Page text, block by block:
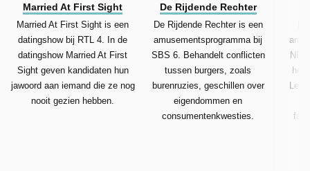
Married At First Sight
Married At First Sight is een
datingshow bij RTL 4. In de
datingshow Married At First
Sight geven kandidaten hun
jawoord aan iemand die ze nog
nooit gezien hebben.
De Rijdende Rechter
De Rijdende Rechter is een
amusementsprogramma bij
SBS 6. Behandelt conflicten
tussen burgers, zoals
burenruzies, geschillen over
eigendommen en
consumentenkwesties.